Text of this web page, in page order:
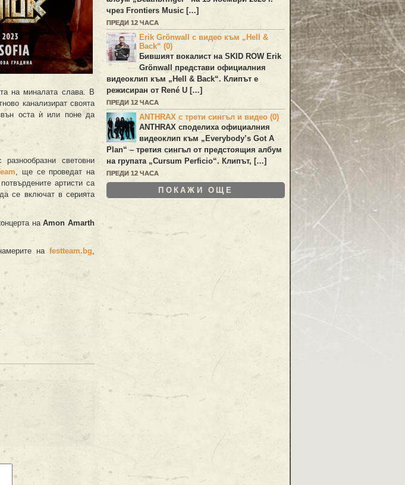
на миналата слава. В
канализират своята
оста ѝ или поне да
световни
, ще се проведат на
артисти са
се включат в серията
наAmon Amarth
наfestteam.bg,
чрез Frontiers Music […]
ПРЕДИ 12 ЧАСА
Erik Grönwall с видео към „Hell &
Back“ (0)
Бившият вокалист на SKID ROW Erik
Grönwall
представи официалния
видеоклип към „Hell & Back“. Клипът е
режисиран от René U […]
ПРЕДИ 12 ЧАСА
ANTHRAX с трети сингъл и видео (0)
ANTHRAX споделиха официалния
видеоклип към „ Everybody’s Got A
Plan“ – третия сингъл от предстоящия албум
на групата „Cursum Perficio“. Клипът, […]
ПРЕДИ 12 ЧАСА
ПОКАЖИ ОЩЕ